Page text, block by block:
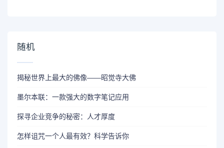
随机
揭秘世界上最大的佛像——昭觉寺大佛
墨尔本联：一款强大的数字笔记应用
探寻企业竞争的秘密：人才厚度
怎样诅咒一个人最有效？科学告诉你